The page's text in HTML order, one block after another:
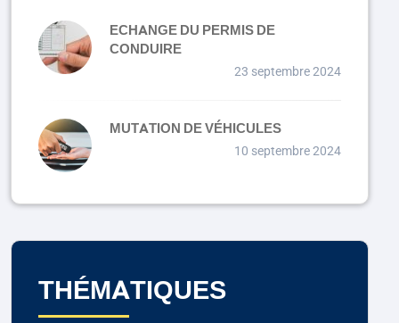
ECHANGE DU PERMIS DE
CONDUIRE
23 septembre 2024
MUTATION DE VÉHICULES
10 septembre 2024
THÉMATIQUES